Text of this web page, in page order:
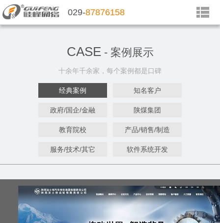
029-87876158
CASE- 案例展示
十余年千余家，每个案例都是口碑
经典案例 知名客户
政府/国企/金融 陕煤集团
教育院校 产品/销售/制造
服务/技术/其它 软件系统开发